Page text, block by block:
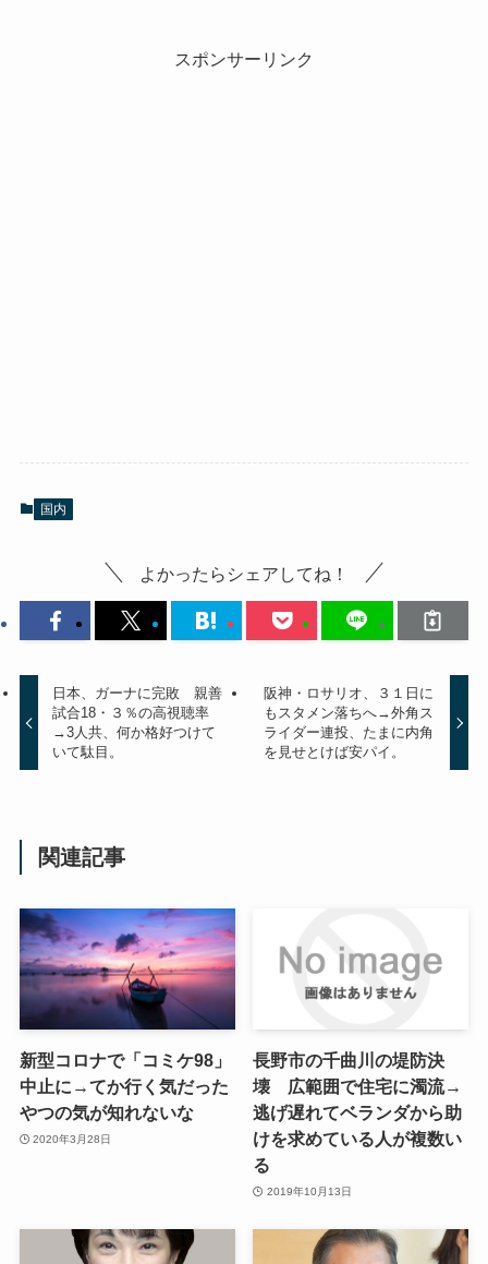
スポンサーリンク
国内
よかったらシェアしてね！
日本、ガーナに完敗 親善
試合18・３％の高視聴率
→3人共、何か格好つけて
いて駄目。
阪神・ロサリオ、３１日に
もスタメン落ちへ→外角ス
ライダー連投、たまに内角
を見せとけば安パイ。
関連記事
新型コロナで「コミケ98」
中止に→てか行く気だった
やつの気が知れないな
2020年3月28日
長野市の千曲川の堤防決
壊 広範囲で住宅に濁流→
逃げ遅れてベランダから助
けを求めている人が複数い
る
2019年10月13日